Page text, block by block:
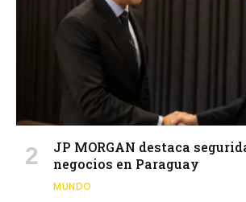
JP MORGAN destaca
negocios en Paraguay
MUNDO